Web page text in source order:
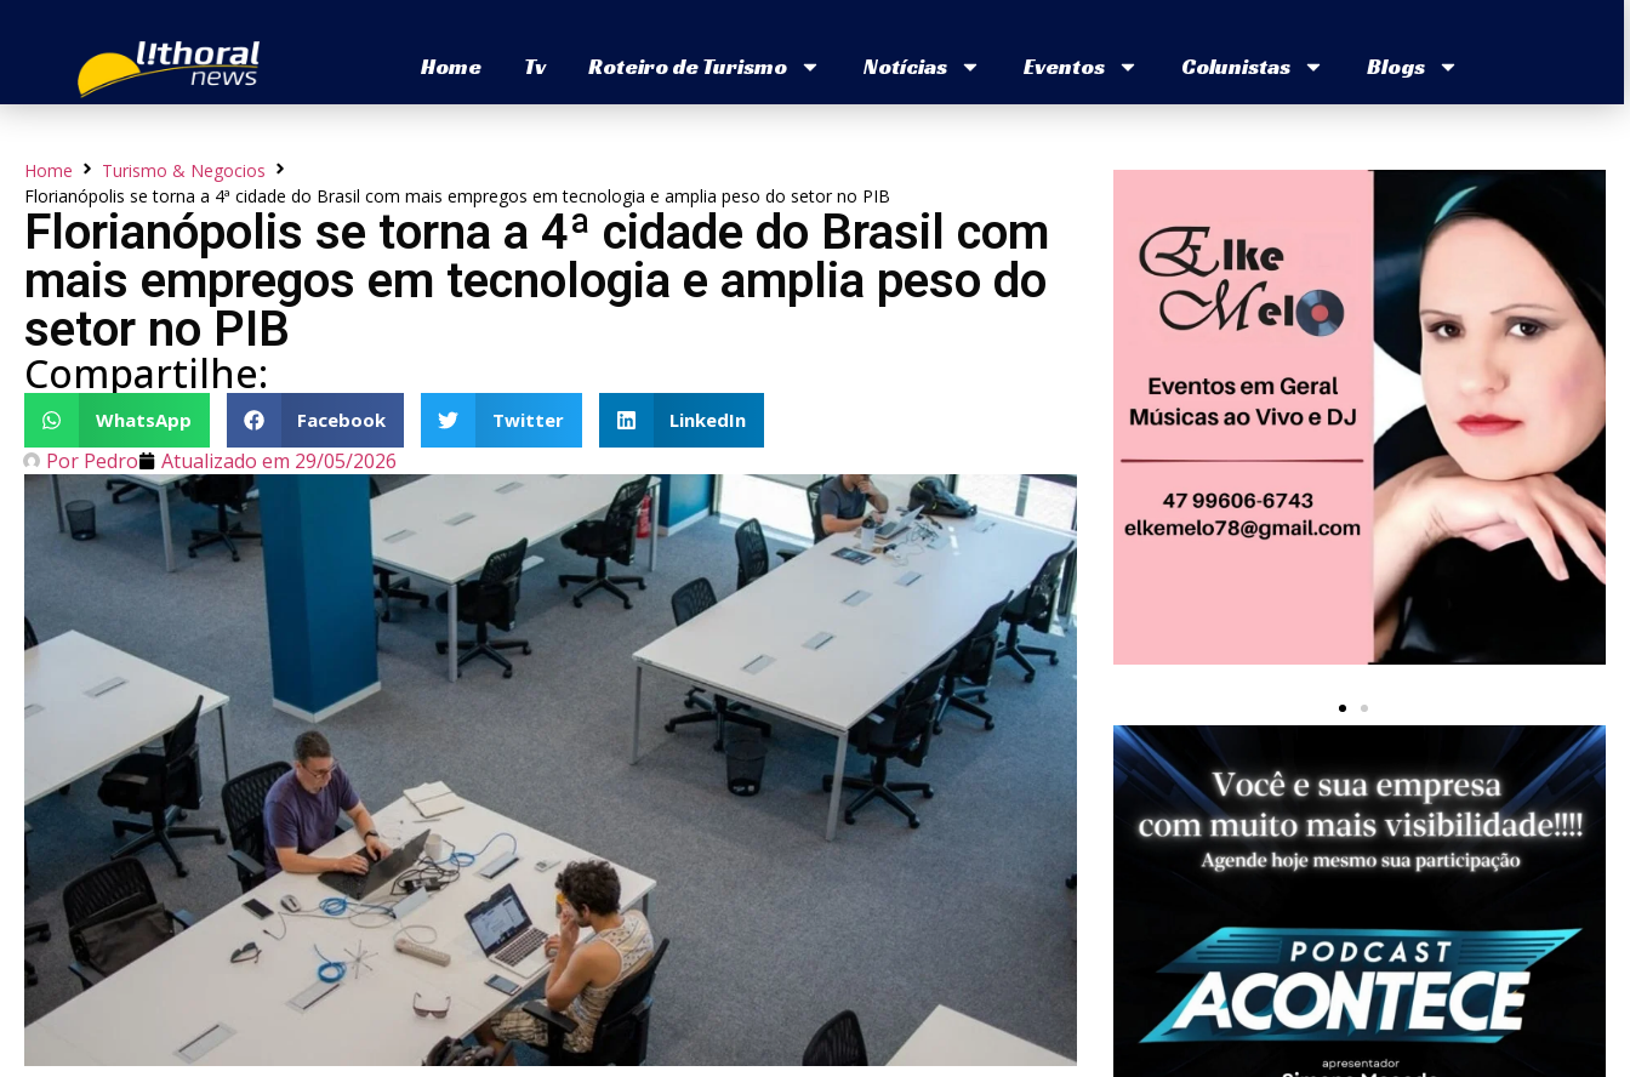
Home Tv Roteiro de Turismo Notícias Eventos Colunistas Blogs
Home
Turismo & Negocios
Florianópolis se torna a 4ª cidade do Brasil com mais empregos em tecnologia e amplia peso do setor no PIB
Florianópolis se torna a 4ª cidade do Brasil com
mais empregos em tecnologia e amplia peso do
setor no PIB
Compartilhe:
WhatsApp Facebook Twitter LinkedIn
Por Pedro Atualizado em 29/05/2026